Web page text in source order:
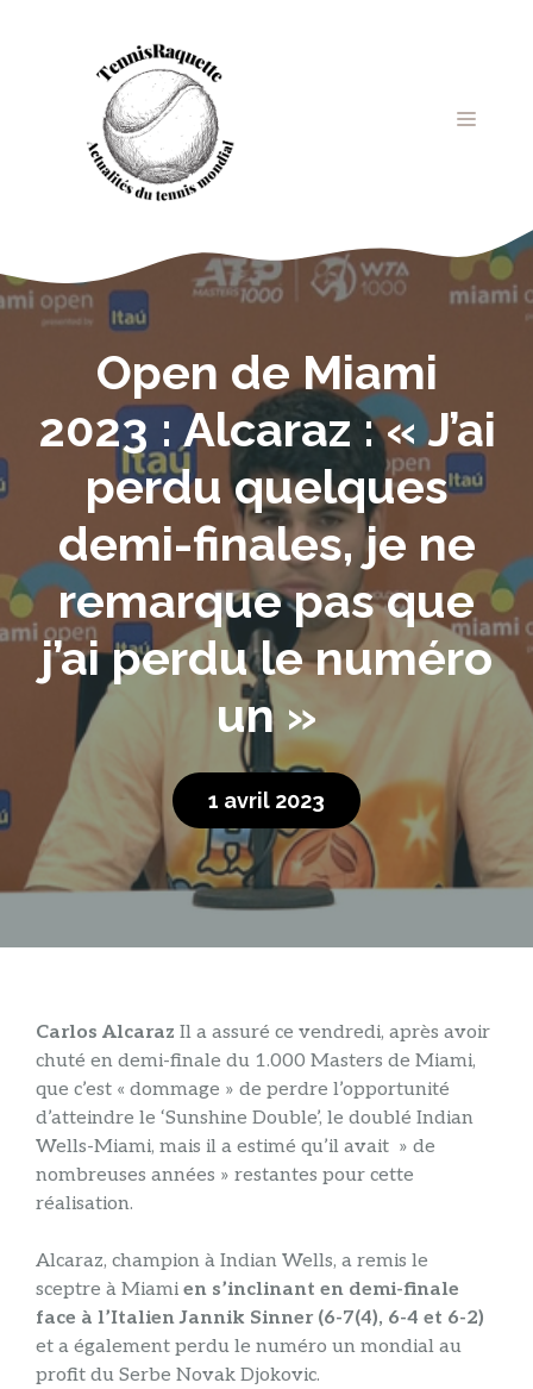
MENU
Open de Miami
2023 : Alcaraz : « J’ai
perdu quelques
demi-finales, je ne
remarque pas que
j’ai perdu le numéro
un »
1 avril 2023
Carlos Alcaraz Il a assuré ce vendredi, après avoir
chuté en demi-finale du 1.000 Masters de Miami,
que c’est « dommage » de perdre l’opportunité
d’atteindre le ‘Sunshine Double’, le doublé Indian
Wells-Miami, mais il a estimé qu’il avait » de
nombreuses années » restantes pour cette
réalisation.
Alcaraz, champion à Indian Wells, a remis le
sceptre à Miami en s’inclinant en demi-finale
face à l’Italien Jannik Sinner (6-7(4), 6-4 et 6-2)
et a également perdu le numéro un mondial au
profit du Serbe Novak Djokovic.